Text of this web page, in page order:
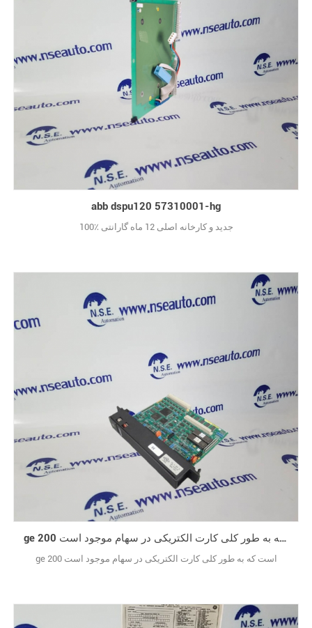
abb dspu120 57310001-hg
100٪ جدید و کارخانه اصلی 12 ماه گارانتی
ge 200 است که به طور کلی کارت الکتریکی در سهام موجود است
ge 200 است که به طور کلی کارت الکتریکی در سهام موجود است